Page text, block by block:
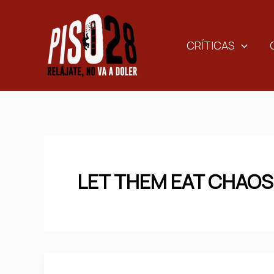
contenido
CRÍTICAS
LET THEM EAT CHAOS